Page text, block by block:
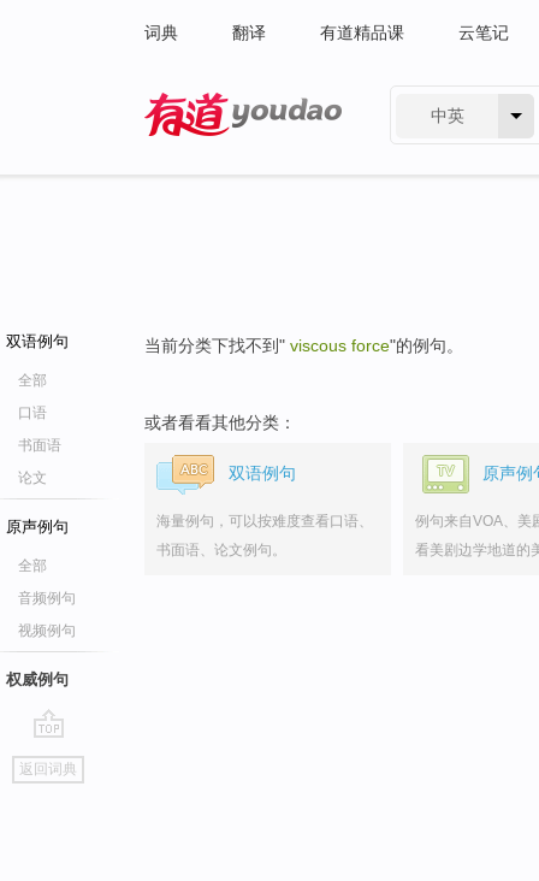
词典 翻译 有道精品课 云笔记
中英
双语例句
全部
口语
书面语
论文
原声例句
全部
音频例句
视频例句
权威例句
go
top
返回词典
当前分类下找不到" viscous force"的例句。
或者看看其他分类：
双语例句
海量例句，可以按难度查看口语、
书面语、论文例句。
原声例
例句来自VOA、美
看美剧边学地道的